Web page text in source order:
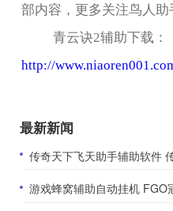
部内容，更多关注鸟人助
青云诀2辅助下载：
http://
最新新闻
传奇天下飞天助手辅助软件
游戏蜂窝辅助自动挂机 FGO